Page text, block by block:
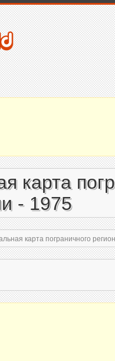
карта
- 1975
карта пограничного